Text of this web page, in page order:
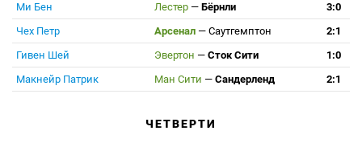
Ми Бен
Лестер — Бёрнли
3:0
Чех Петр
Арсенал — Саутгемптон
2:1
Гивен Шей
Эвертон — Сток Сити
1:0
Макнейр Патрик
Ман Сити — Сандерленд 2:1
ЧЕТВЕРТИ